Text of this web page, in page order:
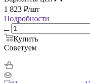
1 823 ₽/шт
Подробности
Купить
Советуем